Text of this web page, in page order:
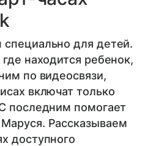
для детей.
находится ребенок,
по видеосвязи,
включат только
последним помогает
Рассказываем
доступного